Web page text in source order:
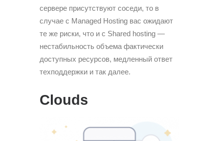
сервере присутствуют соседи, то в
случае с Managed Hosting вас ожидают
те же риски, что и с Shared hosting —
нестабильность объема фактически
доступных ресурсов, медленный ответ
техподдержки и так далее.
Clouds